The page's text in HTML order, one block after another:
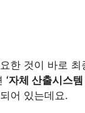
한 것이 바로 최
‘자체 산출시스
어 있는데요.